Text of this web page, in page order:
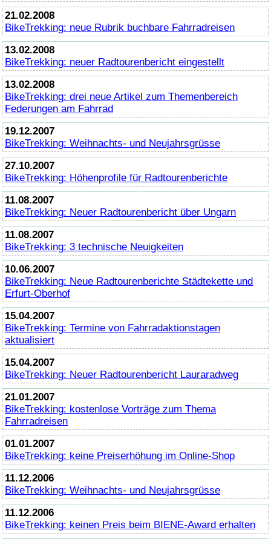
21.02.2008
BikeTrekking: neue Rubrik buchbare Fahrradreisen
13.02.2008
BikeTrekking: neuer Radtourenbericht eingestellt
13.02.2008
BikeTrekking: drei neue Artikel zum Themenbereich
Federungen am Fahrrad
19.12.2007
BikeTrekking: Weihnachts- und Neujahrsgrüsse
27.10.2007
BikeTrekking: Höhenprofile für Radtourenberichte
11.08.2007
BikeTrekking: Neuer Radtourenbericht über Ungarn
11.08.2007
BikeTrekking: 3 technische Neuigkeiten
10.06.2007
BikeTrekking: Neue Radtourenberichte Städtekette und
Erfurt-Oberhof
15.04.2007
BikeTrekking: Termine von Fahrradaktionstagen
aktualisiert
15.04.2007
BikeTrekking: Neuer Radtourenbericht Lauraradweg
21.01.2007
BikeTrekking: kostenlose Vorträge zum Thema
Fahrradreisen
01.01.2007
BikeTrekking: keine Preiserhöhung im Online-Shop
11.12.2006
BikeTrekking: Weihnachts- und Neujahrsgrüsse
11.12.2006
BikeTrekking: keinen Preis beim BIENE-Award erhalten